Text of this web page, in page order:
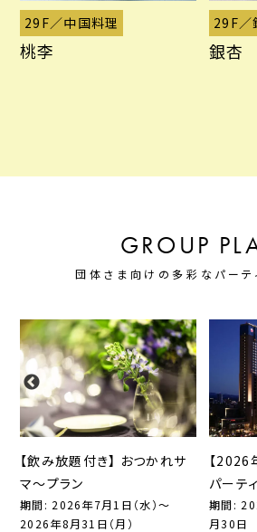
29F／中国料理
桃李
29F／
銀杏
GROUP
団体さま向けの多彩なパーテ
【飲み放題付き】 おつかれサ
マ～プラン
期間: 2026年7月1日（水）～
2026年8月31日（月）
【2026
パーテ
期間:
月30日